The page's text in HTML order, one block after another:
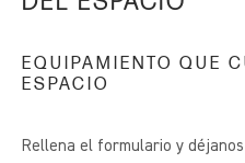
EQUIPAMIENTO QUE
ESPACIO
Rellena el formulario y